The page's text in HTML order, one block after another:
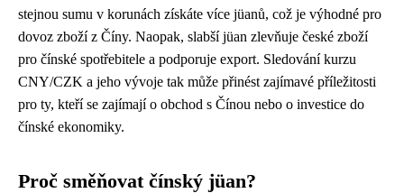
stejnou sumu v korunách získáte více jüanů, což je výhodné pro
dovoz zboží z Číny. Naopak, slabší jüan zlevňuje české zboží
pro čínské spotřebitele a podporuje export. Sledování kurzu
CNY/CZK a jeho vývoje tak může přinést zajímavé příležitosti
pro ty, kteří se zajímají o obchod s Čínou nebo o investice do
čínské ekonomiky.
Proč směňovat čínský jüan?